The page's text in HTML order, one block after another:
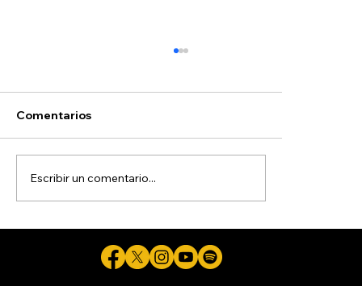
miles de niños migrantes
Comentarios
Escribir un comentario...